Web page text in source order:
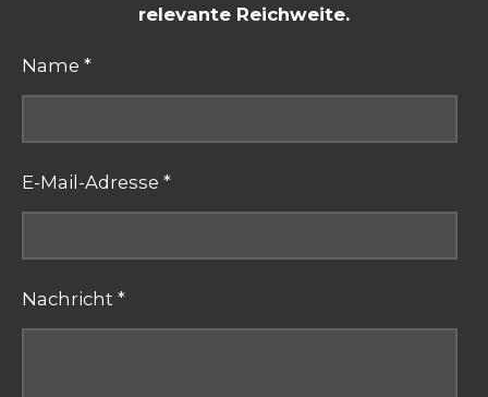
relevante Reichweite.
Name *
E-Mail-Adresse *
Nachricht *